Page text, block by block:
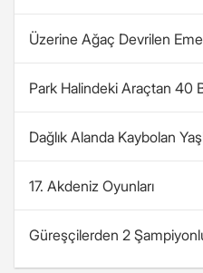
Üzerine Ağaç Devrilen
Park Halindeki Araçtan 40
Dağlık Alanda Kaybolan
17. Akdeniz Oyunları
Güreşçilerden 2